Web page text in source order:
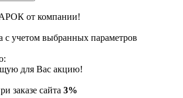
от компании!
с учетом выбранных параметров
для Вас акцию!
заказе сайта 3%